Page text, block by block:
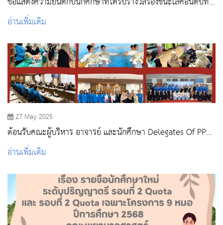
2
อ่านเพิ่มเติม
27 May 2025
ต้อนรับคณะผู้บริหาร อาจารย์ และนักศึกษา Delegates Of PPNI
อ่านเพิ่มเติม